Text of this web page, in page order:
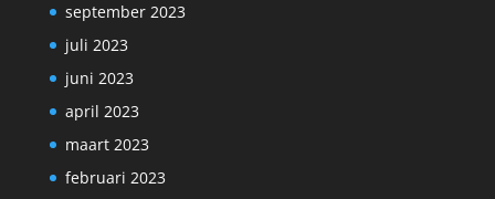
september 2023
juli 2023
juni 2023
april 2023
maart 2023
februari 2023